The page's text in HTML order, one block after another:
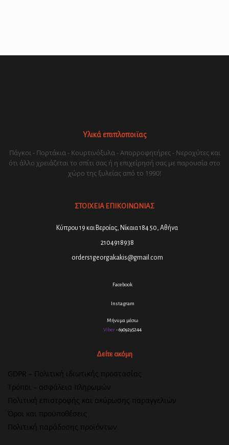
Υλικά επιπλοποιϊας
Πάγκοι - Πορτάκια - Κουρτινόξυλα - Απορροφητήρες - Νεροχύτες και
ότι άλλο χρειάζεται το σπίτι σας ή η επιχείρησή σας με παρουσία στο
χώρο της ξυλείας από το 1990!
ΣΤΟΙΧΕΙΑ ΕΠΙΚΟΙΝΩΝΙΑΣ
Κύπρου 19 και Βεροίας, Νίκαια 184 50, Αθήνα
2104918938
orders1georgakakis@gmail.com
Facebook
Instagram
Μήνυμα μέσω
Viber- 6909295244
Δείτε ακόμη
GDPR – Πολιτική ιδιωτικής προστασίας
Τρόποι – ασφάλεια πληρωμών
Πολιτική επιστροφής και ακύρωσης παραγγελιών
Όροι και προϋποθέσεις
Πολιτική παράδοσης προϊόντων